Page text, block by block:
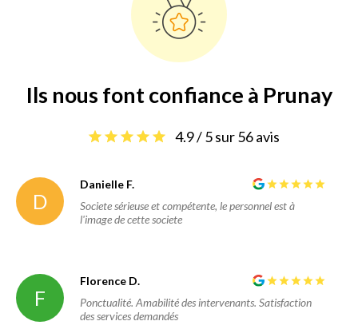
Ils nous font confiance à Prunay
4.9 / 5 sur 56 avis
D
Danielle F.
Societe sérieuse et compétente, le personnel est à
l'image de cette societe
F
Florence D.
Ponctualité. Amabilité des intervenants. Satisfaction
des services demandés